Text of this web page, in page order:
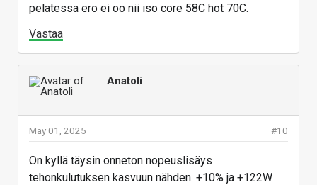
pelatessa ero ei oo nii iso core 58C hot 70C.
Vastaa
Anatoli
#10
May 01, 2025
On kyllä täysin onneton nopeuslisäys
tehonkulutuksen kasvuun nähden. +10% ja +122W